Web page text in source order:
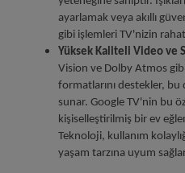
ayarlamak veya akıllı
gibi işlemleri TV'nizin
Yüksek Kaliteli Video ve
Vision ve Dolby Atmos
formatlarını destekler,
sunar. Google TV'nin bu
kişiselleştirilmiş bir ev
Teknoloji, kullanım
yaşam tarzına uyum